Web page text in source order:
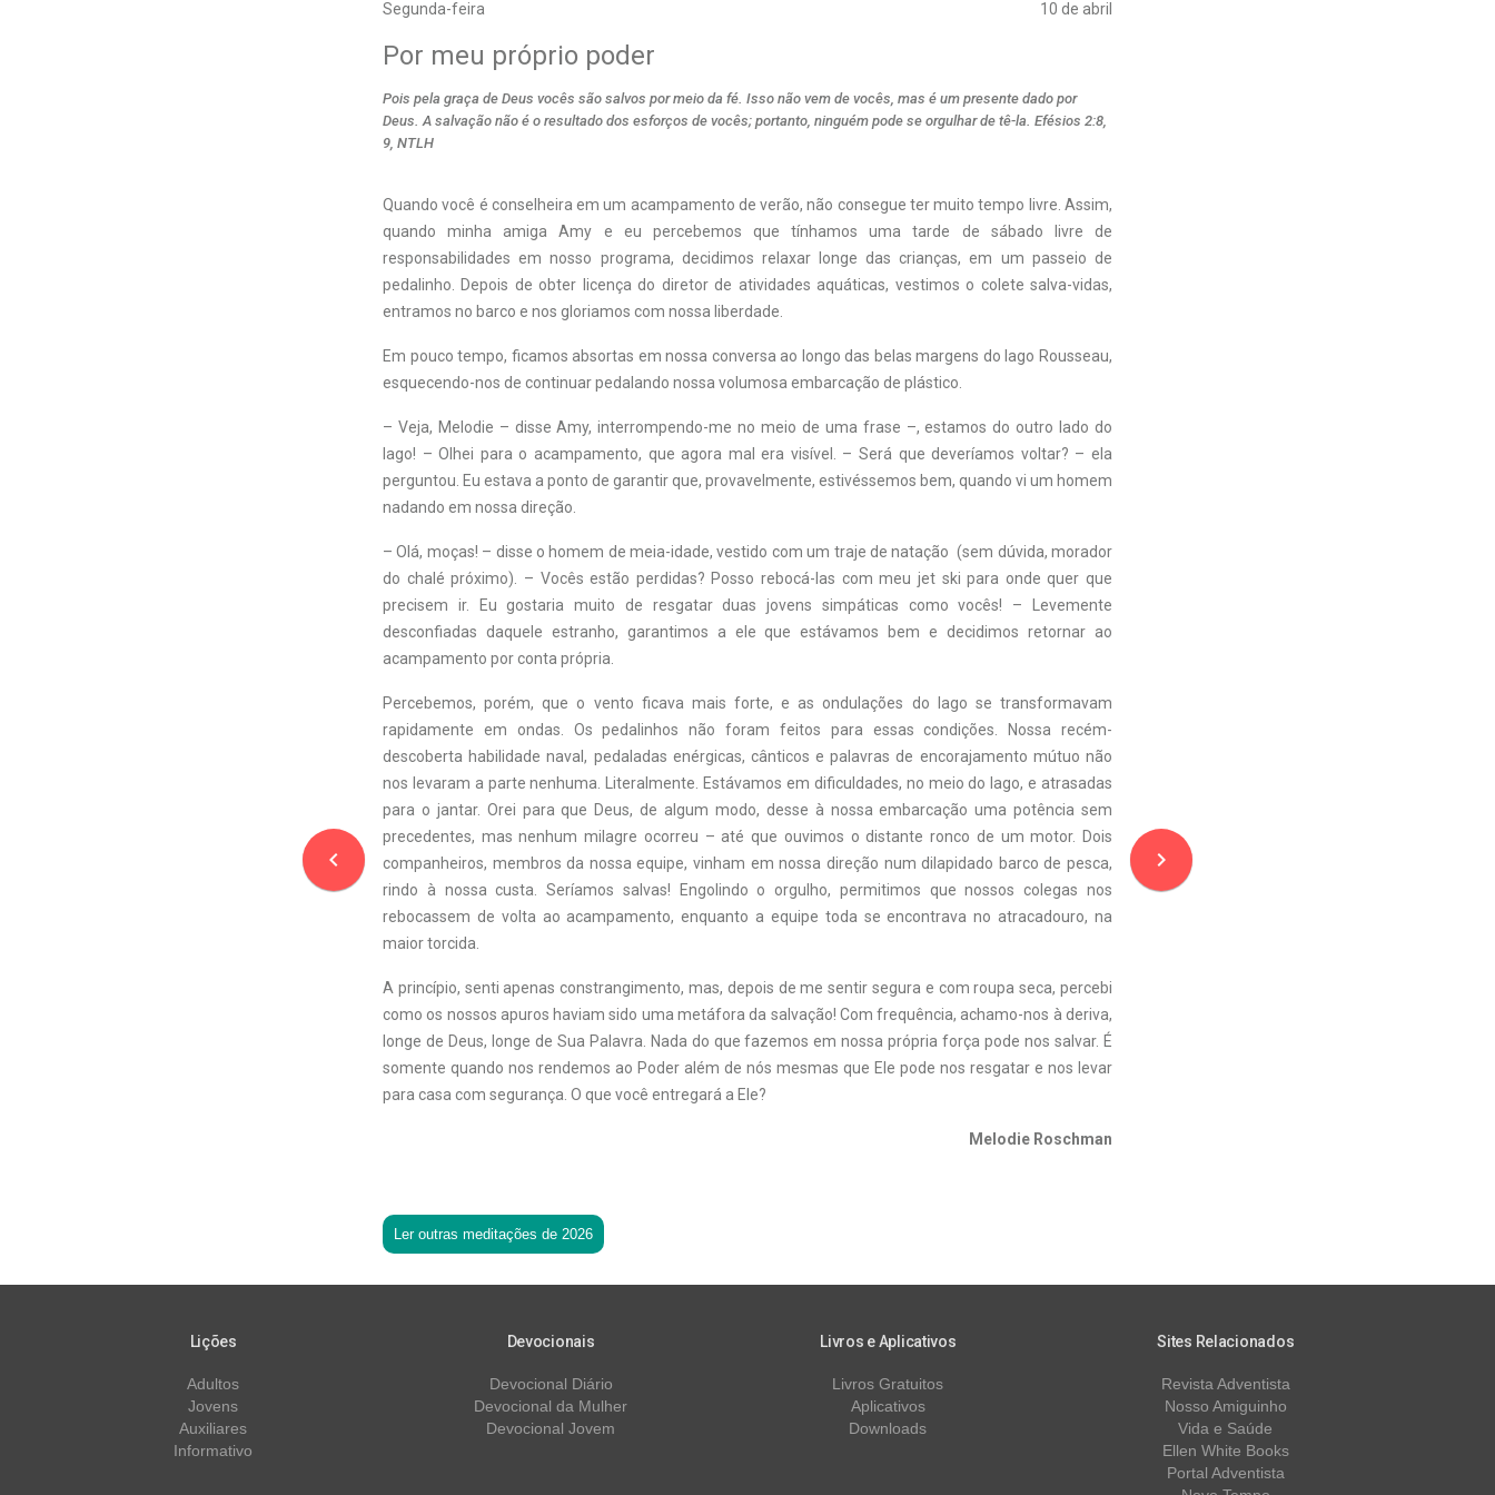
Segunda-feira 10 de abril
navigate_before
Por meu próprio poder
Pois pela graça de Deus vocês são salvos por meio da fé. Isso não vem de vocês, mas é um presente dado por
Deus. A salvação não é o resultado dos esforços de vocês; portanto, ninguém pode se orgulhar de tê-la. Efésios 2:8,
9, NTLH
Quando você é conselheira em um acampamento de verão, não consegue ter muito tempo livre. Assim,
quando minha amiga Amy e eu percebemos que tínhamos uma tarde de sábado livre de
responsabilidades em nosso programa, decidimos relaxar longe das crianças, em um passeio de
pedalinho. Depois de obter licença do diretor de atividades aquáticas, vestimos o colete salva-vidas,
entramos no barco e nos gloriamos com nossa liberdade.
Em pouco tempo, ficamos absortas em nossa conversa ao longo das belas margens do lago Rousseau,
esquecendo-nos de continuar pedalando nossa volumosa embarcação de plástico.
– Veja, Melodie – disse Amy, interrompendo-me no meio de uma frase –, estamos do outro lado do
lago! – Olhei para o acampamento, que agora mal era visível. – Será que deveríamos voltar? – ela
perguntou. Eu estava a ponto de garantir que, provavelmente, estivéssemos bem, quando vi um homem
nadando em nossa direção.
– Olá, moças! – disse o homem de meia-idade, vestido com um traje de natação (sem dúvida, morador
do chalé próximo). – Vocês estão perdidas? Posso rebocá-las com meu jet ski para onde quer que
precisem ir. Eu gostaria muito de resgatar duas jovens simpáticas como vocês! – Levemente
desconfiadas daquele estranho, garantimos a ele que estávamos bem e decidimos retornar ao
acampamento por conta própria.
Percebemos, porém, que o vento ficava mais forte, e as ondulações do lago se transformavam
rapidamente em ondas. Os pedalinhos não foram feitos para essas condições. Nossa recém-
descoberta habilidade naval, pedaladas enérgicas, cânticos e palavras de encorajamento mútuo não
nos levaram a parte nenhuma. Literalmente. Estávamos em dificuldades, no meio do lago, e atrasadas
para o jantar. Orei para que Deus, de algum modo, desse à nossa embarcação uma potência sem
precedentes, mas nenhum milagre ocorreu – até que ouvimos o distante ronco de um motor. Dois
companheiros, membros da nossa equipe, vinham em nossa direção num dilapidado barco de pesca,
rindo à nossa custa. Seríamos salvas! Engolindo o orgulho, permitimos que nossos colegas nos
rebocassem de volta ao acampamento, enquanto a equipe toda se encontrava no atracadouro, na
maior torcida.
A princípio, senti apenas constrangimento, mas, depois de me sentir segura e com roupa seca, percebi
como os nossos apuros haviam sido uma metáfora da salvação! Com frequência, achamo-nos à deriva,
longe de Deus, longe de Sua Palavra. Nada do que fazemos em nossa própria força pode nos salvar. É
somente quando nos rendemos ao Poder além de nós mesmas que Ele pode nos resgatar e nos levar
para casa com segurança. O que você entregará a Ele?
Melodie Roschman
Ler outras meditações de 2026
navigate_next
Lições
Adultos
Jovens
Auxiliares
Informativo
Devocionais
Devocional Diário
Devocional da Mulher
Devocional Jovem
Livros e Aplicativos
Livros Gratuitos
Aplicativos
Downloads
Sites Relacionados
Revista Adventista
Nosso Amiguinho
Vida e Saúde
Ellen White Books
Portal Adventista